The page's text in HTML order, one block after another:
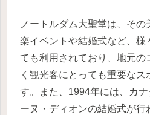
ノートルダム大聖堂は、そ
楽イベントや結婚式など、様
ても利用されており、地元の
く観光客にとっても重要なス
す。また、1994年には、カ
ーヌ・ディオンの結婚式が行